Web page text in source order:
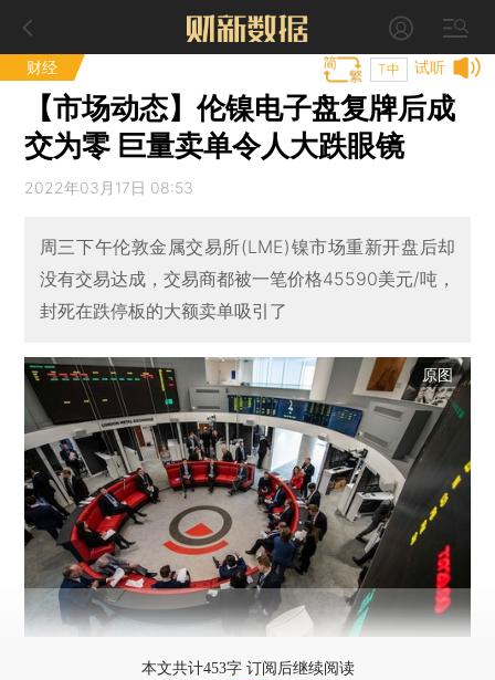
财经 试听
T中
【市场动态】伦镍电子盘复牌后成
交为零 巨量卖单令人大跌眼镜
2022年03月17日 08:53
周三下午伦敦金属交易所(LME)镍市场重新开盘后却
没有交易达成，交易商都被一笔价格45590美元/吨，
封死在跌停板的大额卖单吸引了
原图
本文共计453字 订阅后继续阅读